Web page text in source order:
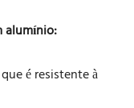
alumínio:
é resistente à